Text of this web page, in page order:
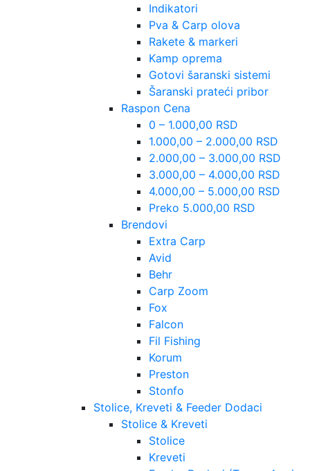
Indikatori
Pva & Carp olova
Rakete & markeri
Kamp oprema
Gotovi šaranski sistemi
Šaranski prateći pribor
Raspon Cena
0 – 1.000,00 RSD
1.000,00 – 2.000,00 RSD
2.000,00 – 3.000,00 RSD
3.000,00 – 4.000,00 RSD
4.000,00 – 5.000,00 RSD
Preko 5.000,00 RSD
Brendovi
Extra Carp
Avid
Behr
Carp Zoom
Fox
Falcon
Fil Fishing
Korum
Preston
Stonfo
Stolice, Kreveti & Feeder Dodaci
Stolice & Kreveti
Stolice
Kreveti